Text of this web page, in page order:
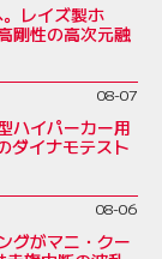
レイズ製ホ
剛性の高次元融
08-07
ハイパーカー用
ダイナモテスト
08-06
グがマニ・クー